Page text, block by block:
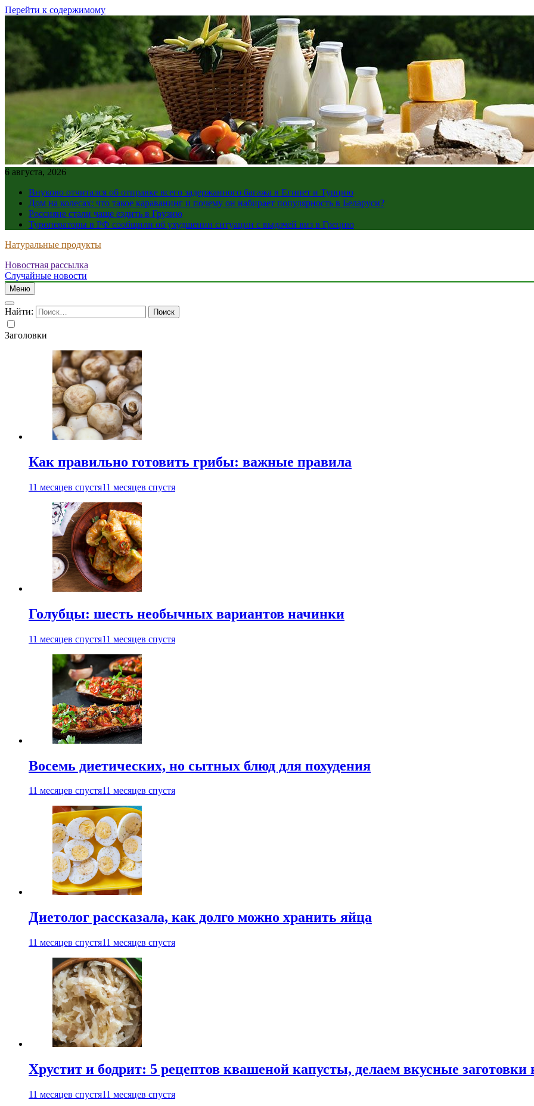
Перейти к содержимому
6 августа, 2026
Внуково отчитался об отправке всего задержанного багажа в Египет и Турцию
Дом на колесах: что такое караванинг и почему он набирает популярность в Беларуси?
Россияне стали чаще ездить в Грузию
Туроператоры в РФ сообщили об ухудшении ситуации с выдачей виз в Грецию
Натуральные продукты
Новостная рассылка
Случайные новости
Меню
Найти:
Заголовки
Как правильно готовить грибы: важные правила
11 месяцев спустя11 месяцев спустя
Голубцы: шесть необычных вариантов начинки
11 месяцев спустя11 месяцев спустя
Восемь диетических, но сытных блюд для похудения
11 месяцев спустя11 месяцев спустя
Диетолог рассказала, как долго можно хранить яйца
11 месяцев спустя11 месяцев спустя
Хрустит и бодрит: 5 рецептов квашеной капусты, делаем вкусные заготовки
11 месяцев спустя11 месяцев спустя